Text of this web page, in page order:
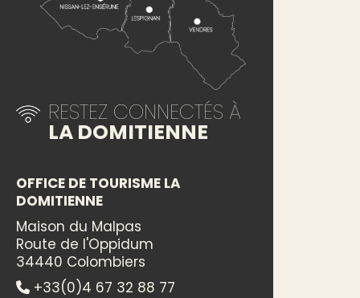
RESTEZ CONNECTÉS À
LA DOMITIENNE
OFFICE DE TOURISME LA
DOMITIENNE
Maison du Malpas
Route de l'Oppidum
34440 Colombiers
+33(0)4 67 32 88 77